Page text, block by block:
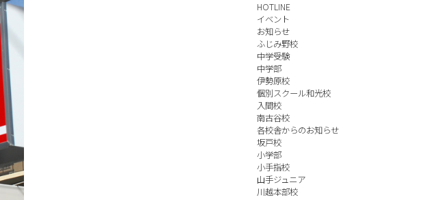
HOTLINE
イベント
お知らせ
ふじみ野校
中学受験
中学部
伊勢原校
個別スクール和光校
入間校
南古谷校
各校舎からのお知らせ
坂戸校
小学部
小手指校
山手ジュニア
川越本部校